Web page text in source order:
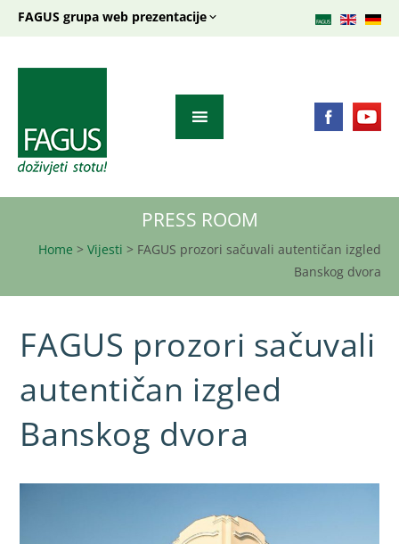
FAGUS grupa web prezentacije
PRESS ROOM
Home > Vijesti > FAGUS prozori sačuvali autentičan izgled
Banskog dvora
FAGUS prozori sačuvali
autentičan izgled
Banskog dvora